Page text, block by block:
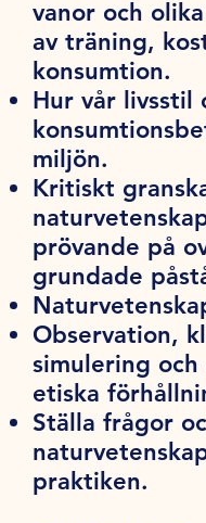
vanor och
av träning,
konsumtion.
Hur vår livsstil
miljön.
Kritiskt
prövande på
grundade
Observation,
simulering
etiska
Ställa frågor
praktiken.